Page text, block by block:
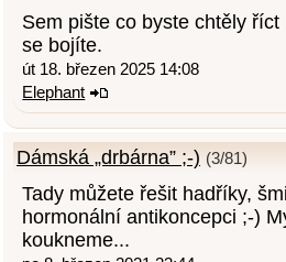
Sem pište co byste chtěly
se bojíte.
út 18. březen 2025 14:08
Elephant
Dámská „drbárna” ;-) (3/81)
Tady můžete řešit hadříky,
hormonální antikoncepci ;-)
koukneme...